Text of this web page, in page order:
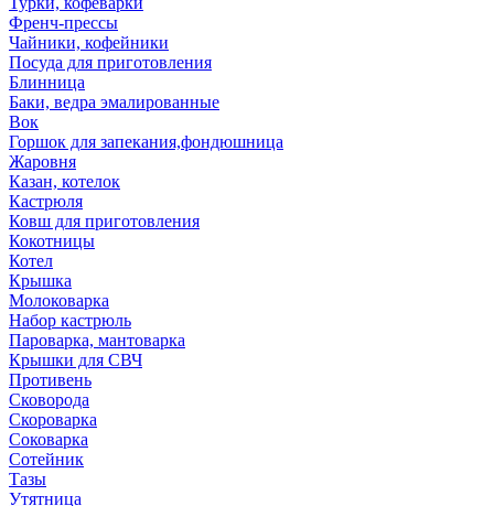
Френч-прессы
Чайники, кофейники
Посуда для приготовления
Блинница
Баки, ведра эмалированные
Вок
Горшок для запекания,фондюшница
Жаровня
Казан, котелок
Кастрюля
Ковш для приготовления
Кокотницы
Котел
Крышка
Молоковарка
Набор кастрюль
Пароварка, мантоварка
Крышки для СВЧ
Противень
Сковорода
Скороварка
Соковарка
Сотейник
Тазы
Утятница